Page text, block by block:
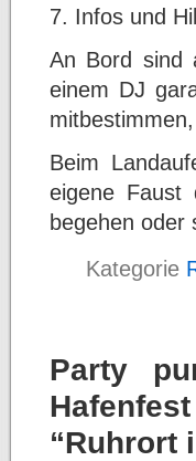
7. Infos und
An Bord sind
einem DJ
Beim
eigene Faust
begehen oder
Kategorie
Party
“Ruhrort